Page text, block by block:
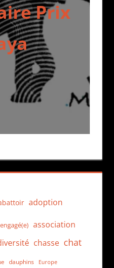
Prix
adoption
association
chasse chat
dauphins Europe